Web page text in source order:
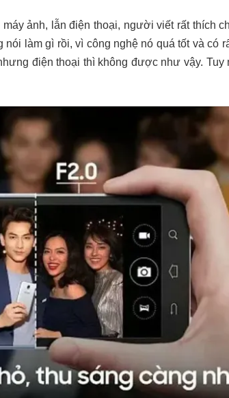
ảnh, lẫn điện thoại, người viết rất thích
làm gì rồi, vì công nghệ nó quá tốt và có
điện thoại thì không được như vậy. Tuy